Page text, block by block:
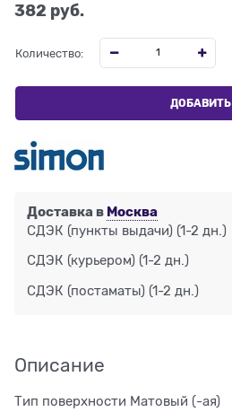
382 руб.
Количество:
ДОБАВИТЬ
Доставка в Москва
СДЭК (пункты выдачи) (1-2 дн.)
СДЭК (курьером) (1-2 дн.)
СДЭК (постаматы) (1-2 дн.)
Описание
Тип поверхности Матовый (-ая)